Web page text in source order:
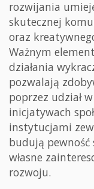
rozwijania
skutecznej
oraz
Ważnym
działania
pozwalają
poprzez udział
inicjatywach
instytucjami
budują
własne
rozwoju.